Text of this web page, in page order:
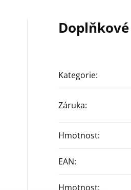
Kategorie:
Záruka:
Hmotnost:
EAN:
Hmotnost: